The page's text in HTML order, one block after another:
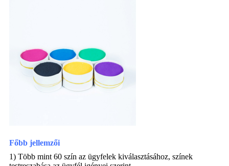
Főbb jellemzői
1) Több mint 60 szín az ügyfelek kiválasztásához, színek